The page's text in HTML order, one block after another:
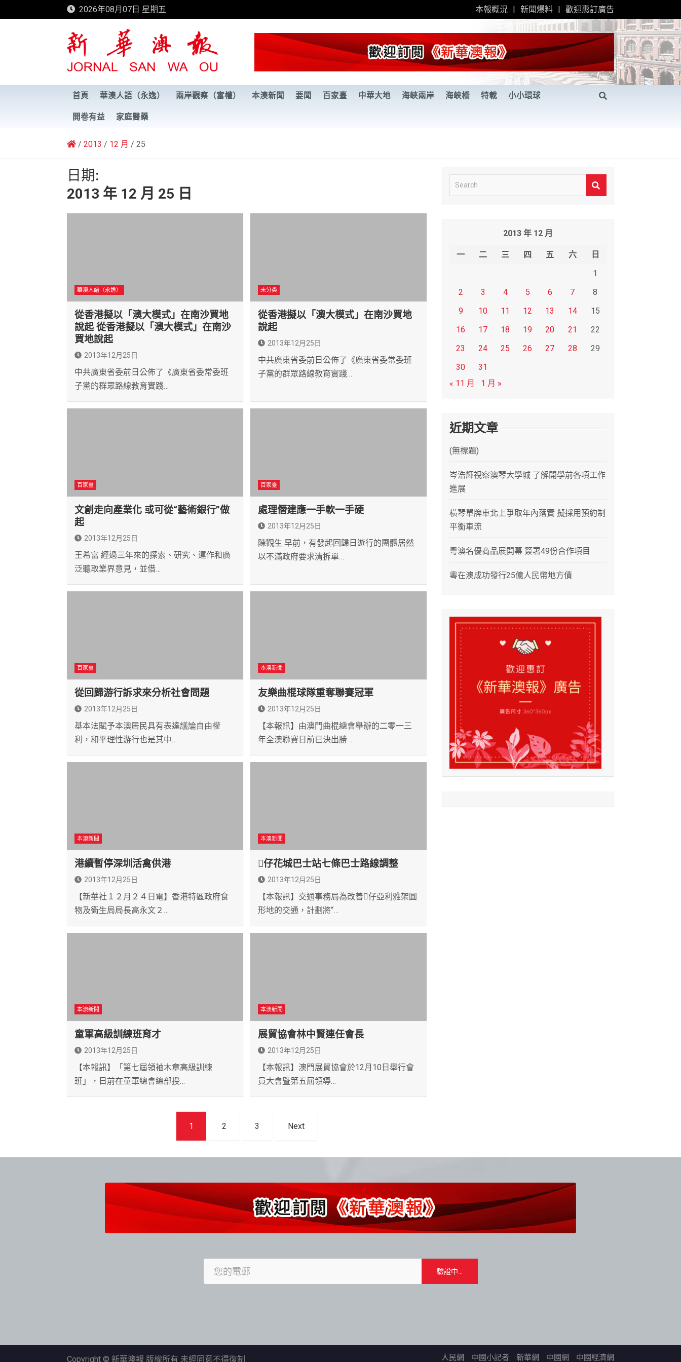
to
2026年08月07日 星期五 本報概況 新聞爆料 歡迎惠訂廣告
新華澳報
首頁 華澳人語（永逸） 兩岸觀察（富權） 本澳新聞 要聞 百家臺 中華大地 海峽兩岸 海峽橋 特載 小小環球
開卷有益 家庭醫藥
2013 12 月 25
日期:
2013 年 12 月 25 日
華澳人語（永逸）
從香港擬以「澳大模式」在南沙買地
說起 從香港擬以「澳大模式」在南沙
買地說起
2013年12月25日
中共廣東省委前日公佈了《廣東省委常委班
子黨的群眾路線教育實踐…
未分类
從香港擬以「澳大模式」在南沙買地
說起
2013年12月25日
中共廣東省委前日公佈了《廣東省委常委班
子黨的群眾路線教育實踐…
百家臺
文創走向產業化 或可從“藝術銀行”做
起
2013年12月25日
王希富 經過三年來的探索、研究、運作和廣
泛聽取業界意見，並借…
百家臺
處理僭建應一手軟一手硬
2013年12月25日
陳觀生 早前，有發起回歸日遊行的團體居然
以不滿政府要求清拆單…
百家臺
從回歸游行訴求來分析社會問題
2013年12月25日
基本法賦予本澳居民具有表達議論自由權
利，和平理性游行也是其中…
本澳新聞
友樂曲棍球隊重奪聯賽冠軍
2013年12月25日
【本報訊】由澳門曲棍總會舉辦的二零一三
年全澳聯賽日前已決出勝…
本澳新聞
港續暫停深圳活禽供港
2013年12月25日
【新華社１２月２４日電】香港特區政府食
物及衛生局局長高永文２…
本澳新聞
仔花城巴士站七條巴士路線調整
2013年12月25日
【本報訊】交通事務局為改善仔亞利雅架圓
形地的交通，計劃將“…
本澳新聞
童軍高級訓練班育才
2013年12月25日
【本報訊】「第七屆領袖木章高級訓練
班」，日前在童軍總會總部授…
本澳新聞
展貿協會林中賢連任會長
2013年12月25日
【本報訊】澳門展貿協會於12月10日舉行會
員大會暨第五屆領導…
導
1 2 3 Next
e
2013 年 12 月
一 二 三 四 五 六
日
1
2
3 4 5 6 7
8
9
10 11 12 13 14
15
16
17 18 19 20 21
22
23
24 25 26 27 28
29
30
31
« 11 月
1 月 »
近期文章
(無標題)
岑浩輝視察澳琴大學城 了解開學前各項工作
進展
橫琴單牌車北上爭取年內落實 擬採用預約制
平衡車流
粵澳名優商品展開幕 簽署49份合作項目
粵在澳成功發行25億人民幣地方債
人民網 中國小記者 新華網 中國網 中國經濟網
Copyright © 新華澳報 版權所有 未經同意不得復制